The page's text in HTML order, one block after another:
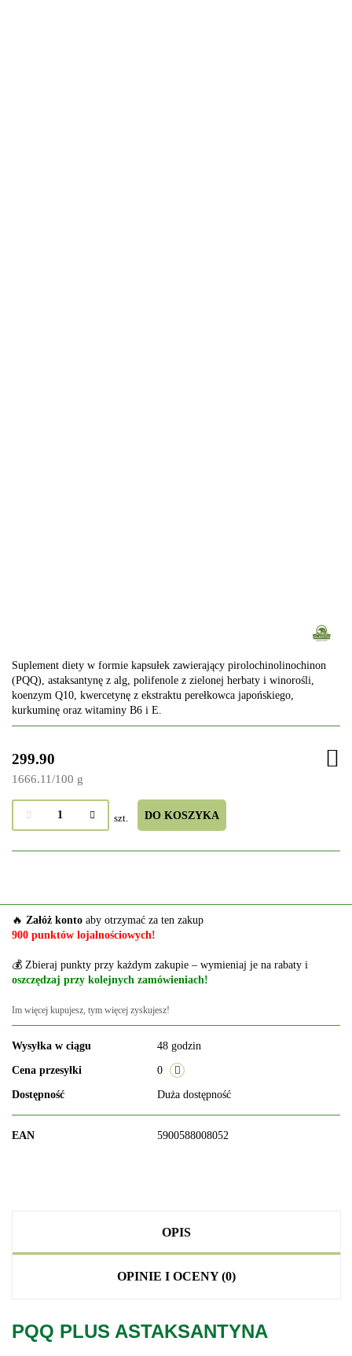
Suplement diety w formie kapsułek zawierający pirolochinolinochinon
(PQQ), astaksantynę z alg, polifenole z zielonej herbaty i winorośli,
koenzym Q10, kwercetynę z ekstraktu perełkowca japońskiego,
kurkuminę oraz witaminy B6 i E.
299.90
1666.11/100 g
szt. DO KOSZYKA
🔥 Załóż konto aby otrzymać za ten zakup
900 punktów lojalnościowych!
💰 Zbieraj punkty przy każdym zakupie – wymieniaj je na rabaty i
oszczędzaj przy kolejnych zamówieniach!
Im więcej kupujesz, tym więcej zyskujesz!
Wysyłka w ciągu 48 godzin
Cena przesyłki 0
Dostępność Duża dostępność
EAN 5900588008052
OPIS
OPINIE I OCENY (0)
PQQ PLUS ASTAKSANTYNA